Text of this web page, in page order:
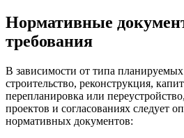
Нормативные
требования
В зависимости от типа планируемых
строительство, реконструкция,
перепланировка или
проектов и согласованиях следует
нормативных документов: